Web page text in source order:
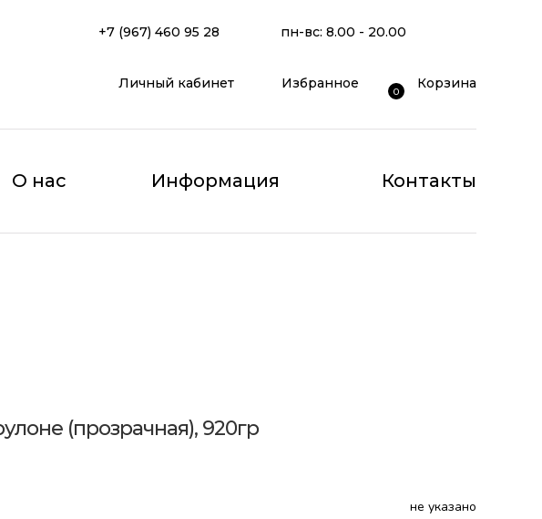
+7 (967) 460 95 28 пн-вс: 8.00 - 20.00
Личный кабинет Избранное
0
Корзина
О нас Информация Контакты
(прозрачная), 920гр
не указано